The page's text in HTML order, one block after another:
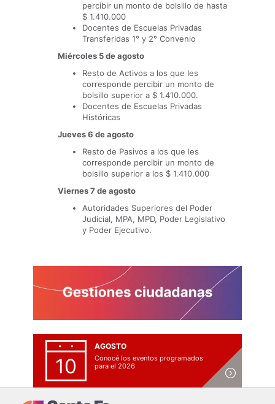
percibir un monto de bolsillo de hasta
$ 1.410.000
Docentes de Escuelas Privadas
Transferidas 1° y 2° Convenio
Miércoles 5 de agosto
Resto de Activos a los que les
corresponde percibir un monto de
bolsillo superior a $ 1.410.000.
Docentes de Escuelas Privadas
Históricas
Jueves 6 de agosto
Resto de Pasivos a los que les
corresponde percibir un monto de
bolsillo superior a los $ 1.410.000
Viernes 7 de agosto
Autoridades Superiores del Poder
Judicial, MPA, MPD, Poder Legislativo
y Poder Ejecutivo.
10
AGOSTO
Conocé los eventos programados
para el 2026